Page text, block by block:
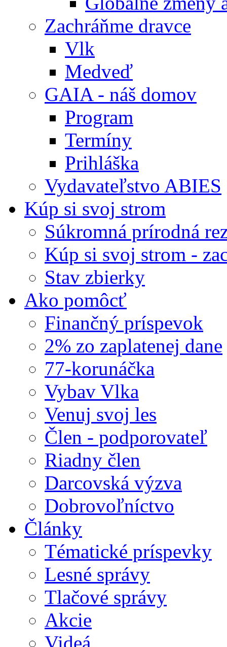
Zachráňme dravce
Vlk
Medveď
GAIA - náš domov
Program
Termíny
Prihláška
Vydavateľstvo ABIES
Kúp si svoj strom
Súkromná prírodná
Kúp si svoj strom -
Stav zbierky
Ako pomôcť
Finančný príspevok
2% zo zaplatenej dane
77-korunáčka
Vybav Vlka
Venuj svoj les
Člen - podporovateľ
Riadny člen
Darcovská výzva
Dobrovoľníctvo
Články
Tématické príspevky
Lesné správy
Tlačové správy
Akcie
Videá